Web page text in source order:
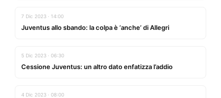
7 Dic 2023 · 14:00
Juventus allo sbando: la colpa è ‘anche’ di Allegri
5 Dic 2023 · 06:30
Cessione Juventus: un altro dato enfatizza l’addio
4 Dic 2023 · 08:00